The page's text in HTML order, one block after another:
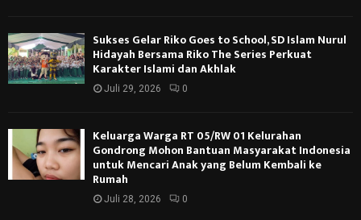
Sukses Gelar Riko Goes to School, SD Islam Nurul
Hidayah Bersama Riko The Series Perkuat
Karakter Islami dan Akhlak
Juli 29, 2026 0
Keluarga Warga RT 05/RW 01 Kelurahan
Gondrong Mohon Bantuan Masyarakat Indonesia
untuk Mencari Anak yang Belum Kembali ke
Rumah
Juli 28, 2026 0